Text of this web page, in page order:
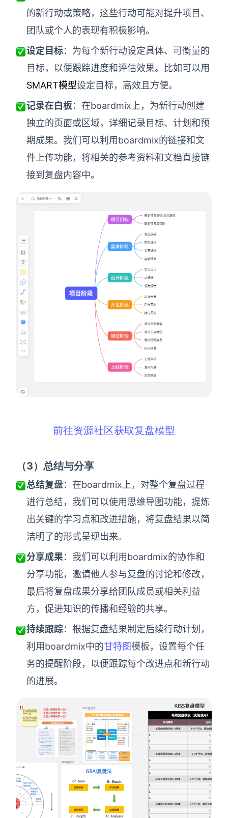
的新行动或策略，这些行动可能对提升项目、
团队或个人的表现有积极影响。
设定目标：为每个新行动设定具体、可衡量的
目标，以便跟踪进度和评估效果。比如可以用
SMART模型设定目标，高效且方便。
记录在白板：在boardmix上，为新行动创建
独立的页面或区域，详细记录目标、计划和预
期成果。我们可以利用boardmix的链接和文
件上传功能，将相关的参考资料和文档直接链
接到复盘内容中。
前往资源社区获取复盘模型
（3）总结与分享
总结复盘：在boardmix上，对整个复盘过程
进行总结，我们可以使用思维导图功能，提炼
出关键的学习点和改进措施，将复盘结果以简
洁明了的形式呈现出来。
分享成果：我们可以利用boardmix的协作和
分享功能，邀请他人参与复盘的讨论和修改，
最后将复盘成果分享给团队成员或相关利益
方，促进知识的传播和经验的共享。
持续跟踪：根据复盘结果制定后续行动计划，
利用boardmix中的甘特图模板，设置每个任
务的提醒阶段，以便跟踪每个改进点和新行动
的进展。